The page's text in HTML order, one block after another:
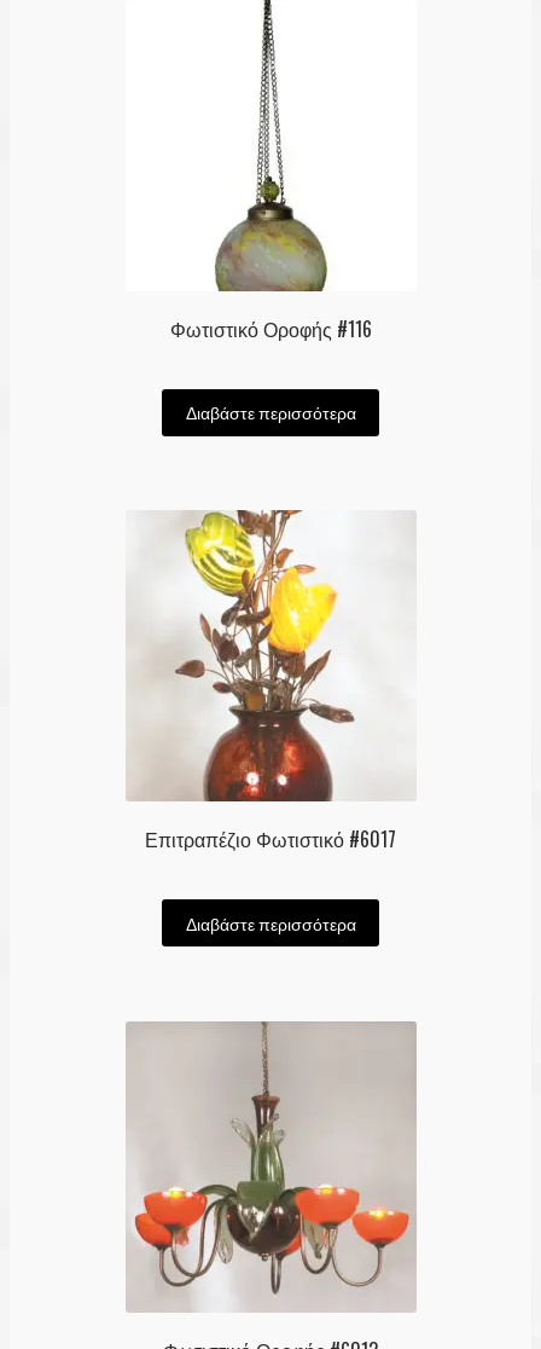
Φωτιστικό Οροφής #116
Διαβάστε περισσότερα
Επιτραπέζιο Φωτιστικό #6017
Διαβάστε περισσότερα